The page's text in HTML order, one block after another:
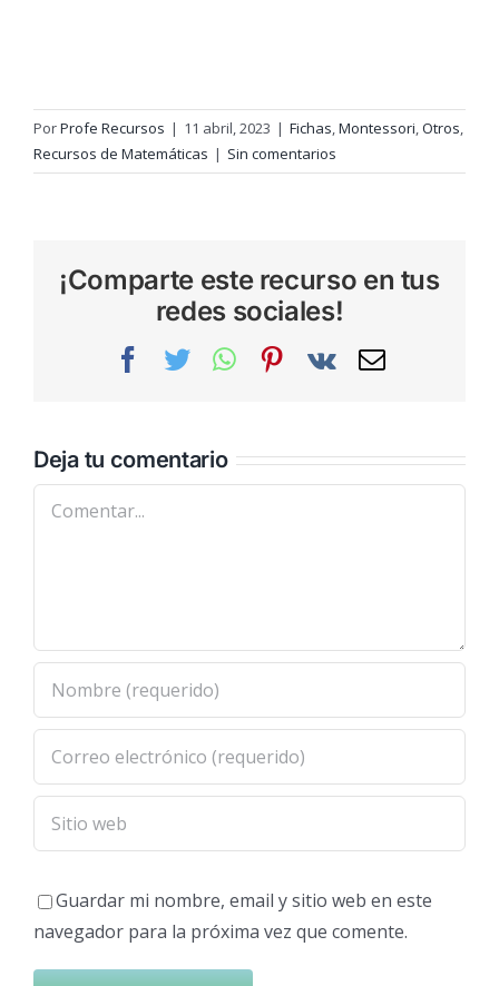
PorProfe Recursos | 11 abril, 2023 | Fichas,Montessori,Otros,
Recursos de Matemáticas | Sin comentarios
¡Comparte este recurso en tus
redes sociales!
Facebook
TwitterWhatsAppPinterest
Vk
Correo
Deja tu comentario
Comentar
Guardar mi nombre, email y sitio web en este
navegador para la próxima vez que comente.